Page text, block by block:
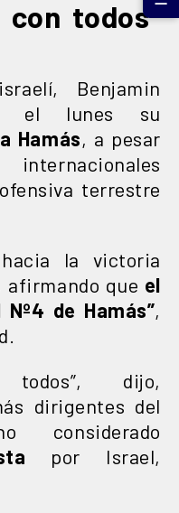
con todos”
Benjamin
el lunes su
Hamás, a pesar
terrestre
la victoria
afirmando que el
de Hamás”,
todos”, dijo,
dirigentes del
considerado
por Israel,